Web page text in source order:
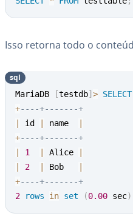
Isso retorna todo o
MariaDB [testdb] > SELECT
+----+-------+
id name
+----+-------+
1 Alice
2 Bob
+----+-------+
2
rows in set (0.00 sec)
sql